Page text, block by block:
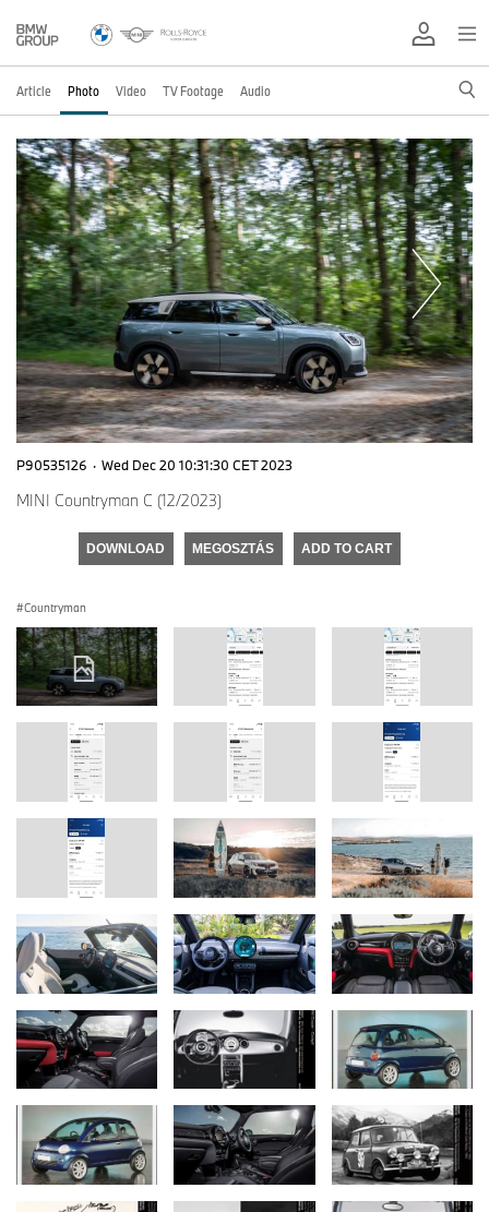
Article Photo Video TV Footage Audio
P90535126 · Wed Dec 20 10:31:30 CET 2023
MINI Countryman C (12/2023)
DOWNLOAD MEGOSZTÁS ADD TO CART
Countryman